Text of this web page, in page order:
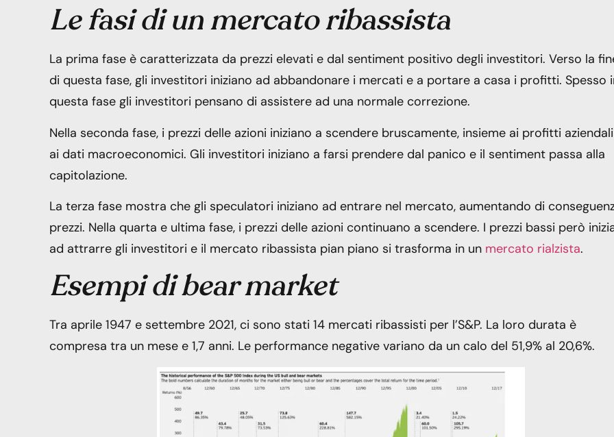
Le fasi di un mercato ribassista
La prima fase è caratterizzata da prezzi elevati e dal sentiment positivo degli investitori. Verso la
di questa fase, gli investitori iniziano ad abbandonare i mercati e a portare a casa i profitti. Spesso
questa fase gli investitori pensano di assistere ad una normale correzione.
Nella seconda fase, i prezzi delle azioni iniziano a scendere bruscamente, insieme ai profitti
ai dati macroeconomici. Gli investitori iniziano a farsi prendere dal panico e il sentiment passa alla
capitolazione.
La terza fase mostra che gli speculatori iniziano ad entrare nel mercato, aumentando di
prezzi. Nella quarta e ultima fase, i prezzi delle azioni continuano a scendere. I prezzi bassi però
ad attrarre gli investitori e il mercato ribassista pian piano si trasforma in un mercato rialzista.
Esempi di bear market
Tra aprile 1947 e settembre 2021, ci sono stati 14 mercati ribassisti per l’S&P. La loro durata è
compresa tra un mese e 1,7 anni. Le performance negative variano da un calo del 51,9% al 20,6%.